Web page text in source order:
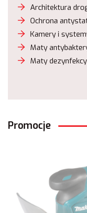
Architektura
Ochrona
Kamery i
Maty
Maty
Promocje